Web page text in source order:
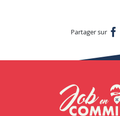
Partager sur